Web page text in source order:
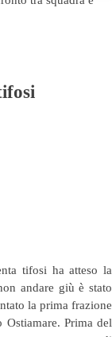
tifosi ha atteso la
andare giù è stato
la prima frazione
Prima del